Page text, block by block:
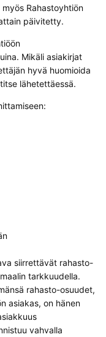
Rahastoyhtiön
päivitetty.
Mikäli asiakirjat
hyvä huomioida
lähetettäessä.
siirrettävät rahasto-
tarkkuudella.
rahasto-osuudet,
asiakas, on hänen
vahvalla